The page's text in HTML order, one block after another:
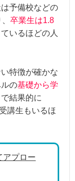
性：★★★★★＋
：★★★★★＋
度：★★★★★＋
予備校などの
卒業生は1.8
いるほどの人
特徴が確かな
の基礎から学
結果的に
講生もいるほ
アプロー